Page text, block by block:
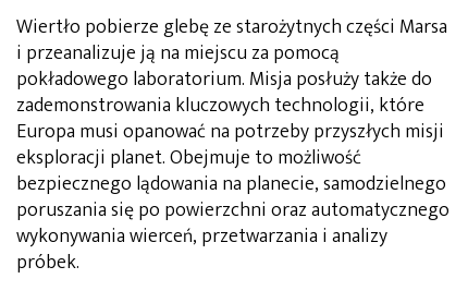
Wiertło pobierze glebę ze starożytnych części Marsa
i przeanalizuje ją na miejscu za pomocą
pokładowego laboratorium. Misja posłuży także do
zademonstrowania kluczowych technologii, które
Europa musi opanować na potrzeby przyszłych misji
eksploracji planet. Obejmuje to możliwość
bezpiecznego lądowania na planecie, samodzielnego
poruszania się po powierzchni oraz automatycznego
wykonywania wierceń, przetwarzania i analizy
próbek.